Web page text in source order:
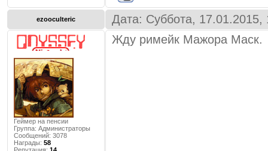
ezooculteric Дата: Суббота,
Геймер на пенсии
Группа: Администраторы
Сообщений: 3078
Награды: 58
Жду римейк Мажора Маск.